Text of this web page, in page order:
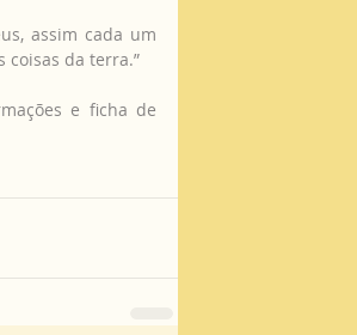
assim cada um
da terra.”